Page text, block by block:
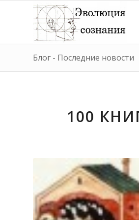
Блог - Последние новости
100